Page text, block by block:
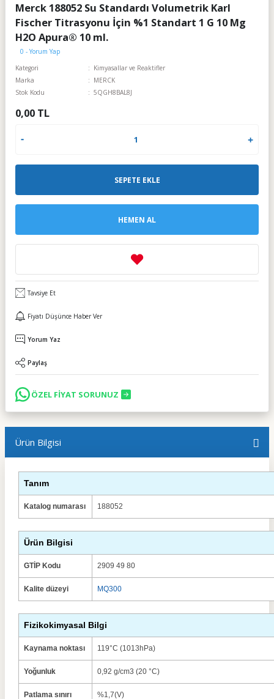
Merck 188052 Su Standardı Volumetrik Karl
Fischer Titrasyonu İçin %1 Standart 1 G 10 Mg
H2O Apura® 10 ml.
0 - Yorum Yap
Kategori
Kimyasallar ve Reaktifler
Marka
MERCK
Stok Kodu
5QGH8BAL8J
0,00 TL
SEPETE EKLE
HEMEN AL
Tavsiye Et
Fiyatı Düşünce Haber Ver
Yorum Yaz
Paylaş
ÖZEL FİYAT SORUNUZ
Ürün Bilgisi
Tanım
Katalog numarası 188052
Ürün Bilgisi
GTİP Kodu 2909 49 80
Kalite düzeyi MQ300
Fizikokimyasal Bilgi
Kaynama noktası 119°C (1013hPa)
Yoğunluk 0,92 g/cm3 (20 °C)
Patlama sınırı %1,7(V)